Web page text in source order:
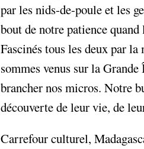
par les nids-de-poule et les
bout de notre patience
Fascinés tous les deux par
sommes venus sur la
brancher nos micros. Notre
découverte de leur vie, de
Carrefour culturel,